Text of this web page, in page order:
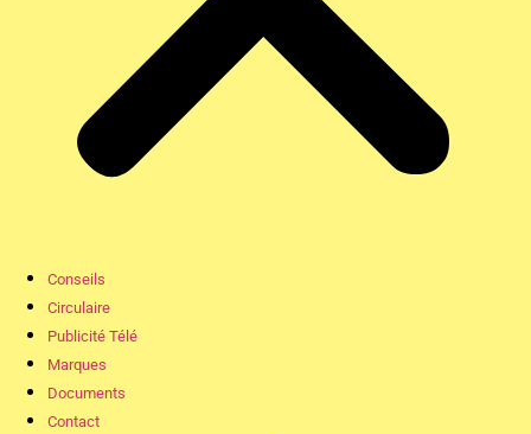
Conseils
Circulaire
Publicité Télé
Marques
Documents
Contact